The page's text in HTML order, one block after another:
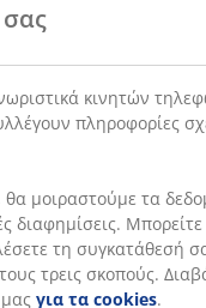
σας
κινητών
πληροφορίες
μοιραστούμε τα
διαφημίσεις.
τη συγκατάθεσή
τρεις σκοπούς.
για τα cookies.